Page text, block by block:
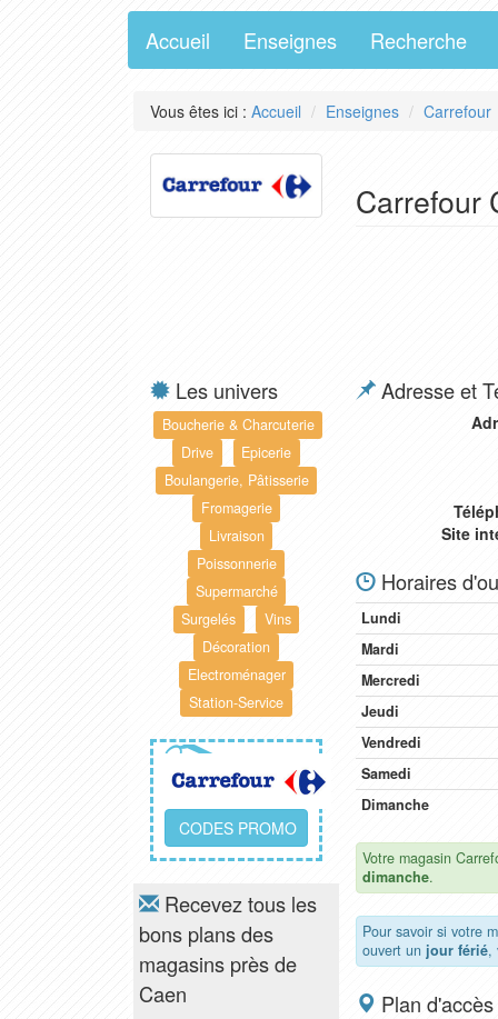
Accueil Enseignes Recherche
Vous êtes ici : Accueil Enseignes Carrefour
Carrefour
Les univers
Boucherie & Charcuterie
Drive
Epicerie
Boulangerie, Pâtisserie
Fromagerie
Livraison
Poissonnerie
Supermarché
Surgelés
Vins
Décoration
Electroménager
Station-Service
CODES PROMO
Recevez tous les
bons plans des
magasins près de
Caen
Adresse et
Site
Horaires
Lundi
Mardi
Mercredi
Jeudi
Vendredi
Samedi
Dimanche
Votre magasin
dimanche.
Pour savoir si votre
ouvert un jour férié,
Plan d'accès